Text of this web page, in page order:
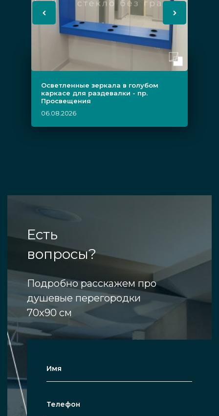
Осветленные зеркала в голубом
каркасе для раздевалки - пр.
Просвещения
06.08.2026
Есть
вопросы?
Подробно расскажем про
душевые перегородки
70х90 см